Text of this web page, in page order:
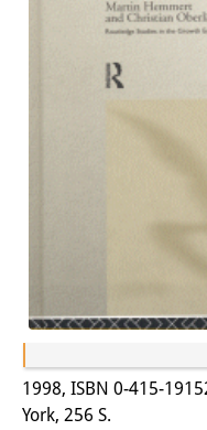
研究活動
研究活動の
研究クラス
日本にお
研究クラス
デジタル
研究クラ
トランス
ン
1998, ISBN 0-415-
York, 256 S.